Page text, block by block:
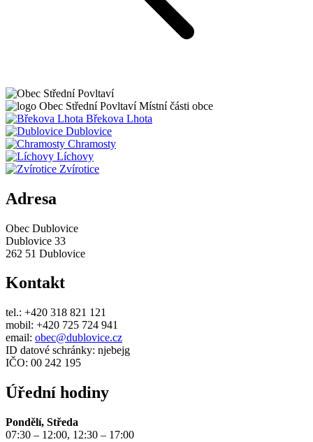
Obec Střední PovltavíMístní části obce
Břekova Lhota
Dublovice
Chramosty
Líchovy
Zvírotice
Adresa
Obec Dublovice
Dublovice 33
262 51 Dublovice
Kontakt
tel.: +420 318 821 121
mobil: +420 725 724 941
email: obec@dublovice.cz
ID datové schránky: njebejg
IČO: 00 242 195
Úřední hodiny
Pondělí, Středa
07:30 – 12:00, 12:30 – 17:00